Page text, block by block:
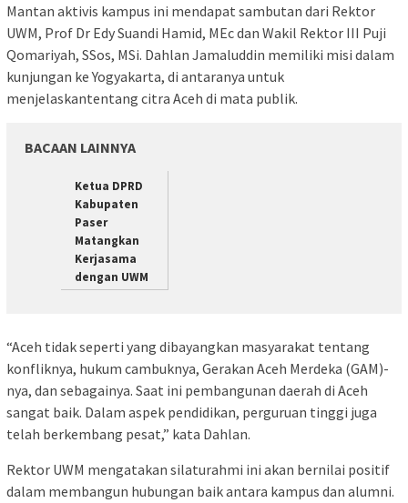
Mantan aktivis kampus ini mendapat sambutan dari Rektor
UWM, Prof Dr Edy Suandi Hamid, MEc dan Wakil Rektor III Puji
Qomariyah, SSos, MSi. Dahlan Jamaluddin memiliki misi dalam
kunjungan ke Yogyakarta, di antaranya untuk
menjelaskantentang citra Aceh di mata publik.
BACAAN LAINNYA
Ketua DPRD
Kabupaten
Paser
Matangkan
Kerjasama
dengan UWM
“Aceh tidak seperti yang dibayangkan masyarakat tentang
konfliknya, hukum cambuknya, Gerakan Aceh Merdeka (GAM)-
nya, dan sebagainya. Saat ini pembangunan daerah di Aceh
sangat baik. Dalam aspek pendidikan, perguruan tinggi juga
telah berkembang pesat,” kata Dahlan.
Rektor UWM mengatakan silaturahmi ini akan bernilai positif
dalam membangun hubungan baik antara kampus dan alumni.